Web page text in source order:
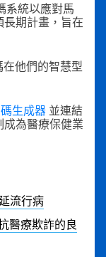
系統以應對馬
期計畫，旨在
他們的智慧型
生成器並連結
為醫療保健業
流行病
醫療欺詐的良